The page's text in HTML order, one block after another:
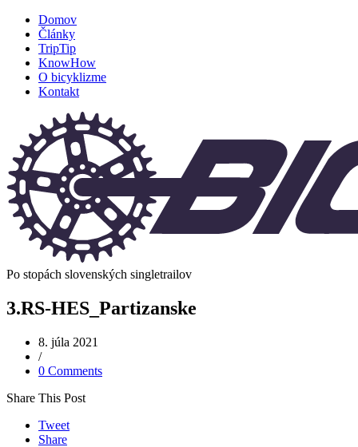
Domov
Články
TripTip
KnowHow
O bicyklizme
Kontakt
Po stopách slovenských singletrailov
3.RS-HES_Partizanske
8. júla 2021
/
0 Comments
Share This Post
Tweet
Share